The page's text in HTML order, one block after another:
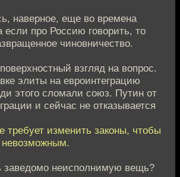
наверное, еще во времена
если про Россию говорить, то
чиновничество.
взгляд на вопрос.
элиты на евроинтеграцию
этого сломали союз. Путин от
и сейчас не отказывается
требует изменить законы, чтобы
невозможным.
заведомо неисполнимую вещь?